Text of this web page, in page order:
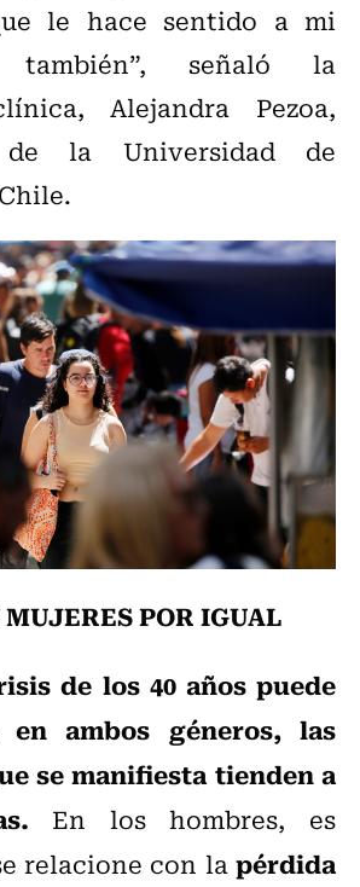
le hace sentido a mi
también”, señaló la
Alejandra Pezoa,
de la Universidad de
POR IGUAL
de los 40 años puede
en ambos géneros, las
se manifiesta tienden a
En los hombres, es
relacione con lapérdida